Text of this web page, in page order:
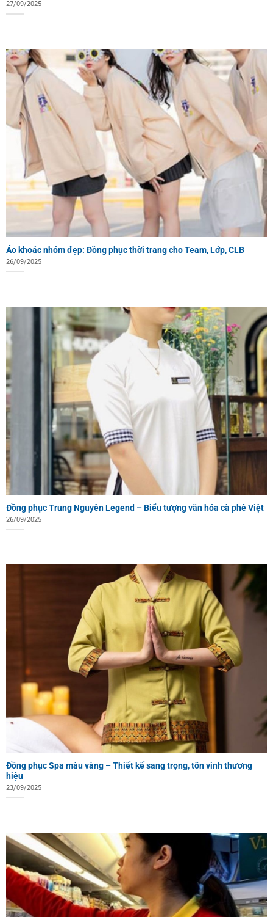
27/09/2025
Áo khoác nhóm đẹp: Đồng phục thời trang cho Team, Lớp, CLB
26/09/2025
Đồng phục Trung Nguyên Legend – Biểu tượng văn hóa cà phê Việt
26/09/2025
Đồng phục Spa màu vàng – Thiết kế sang trọng, tôn vinh thương
hiệu
23/09/2025